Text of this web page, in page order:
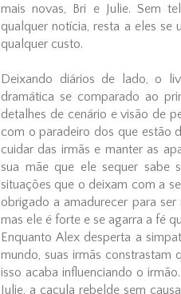
mais novas, Bri e Julie. Sem
qualquer notícia, resta a eles se
qualquer custo.
Deixando diários de lado, o
dramática se comparado ao
detalhes de cenário e visão de
com o paradeiro dos que estão
cuidar das irmãs e manter as
sua mãe que ele sequer sabe
situações que o deixam com a
obrigado a amadurecer para
mas ele é forte e se agarra a fé
Enquanto Alex desperta a
mundo, suas irmãs constrastam
isso acaba influenciando o
Julie, a caçula rebelde sem